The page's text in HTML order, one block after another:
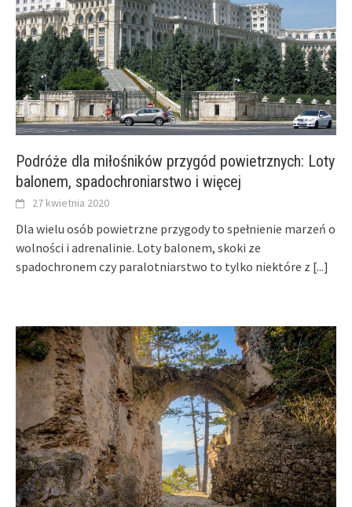
Podróże dla miłośników przygód powietrznych: Loty
balonem, spadochroniarstwo i więcej
27 kwietnia 2020
Dla wielu osób powietrzne przygody to spełnienie marzeń o
wolności i adrenalinie. Loty balonem, skoki ze
spadochronem czy paralotniarstwo to tylko niektóre z [...]